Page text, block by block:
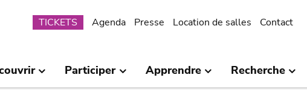
Submenu
TICKETS Agenda Presse Location de salles Contact
Participer Apprendre Recherche